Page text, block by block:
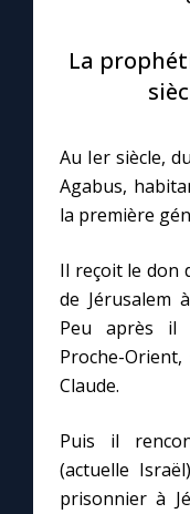
Le compte Tiktok
Le magazine
Le site internet
Questions-
Prier au quotidien
L'Évangile chaque
La
Au Ier siècle,
Agabus,
la première
Il reçoit le don
de Jérusalem
Peu après il
Proche-
Claude.
Puis il
(actuelle
prisonnier à